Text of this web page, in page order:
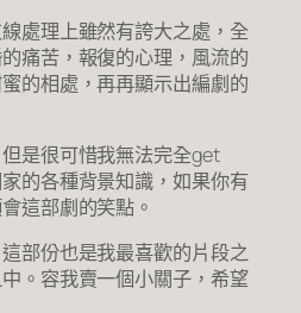
處理上雖然有誇大之處，全
痛苦，報復的心理，風流的
的相處，再再顯示出編劇的
是很可惜我無法完全get
的各種背景知識，如果你有
這部劇的笑點。
部份也是我最喜歡的片段之
。容我賣一個小關子，希望